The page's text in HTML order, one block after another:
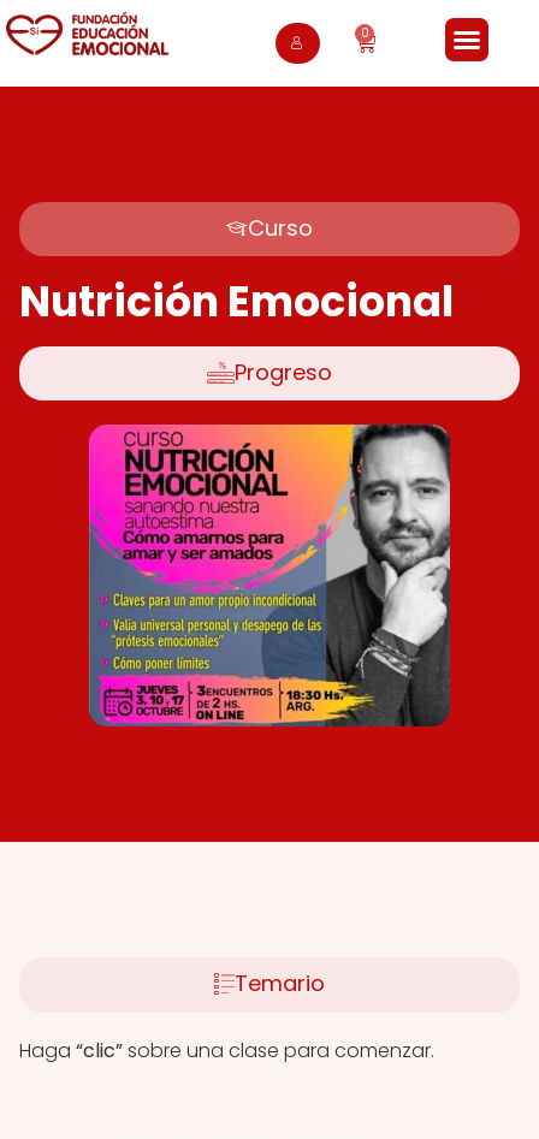
0
Curso
Nutrición Emocional
Progreso
Temario
Haga “clic”sobre una clase para comenzar.